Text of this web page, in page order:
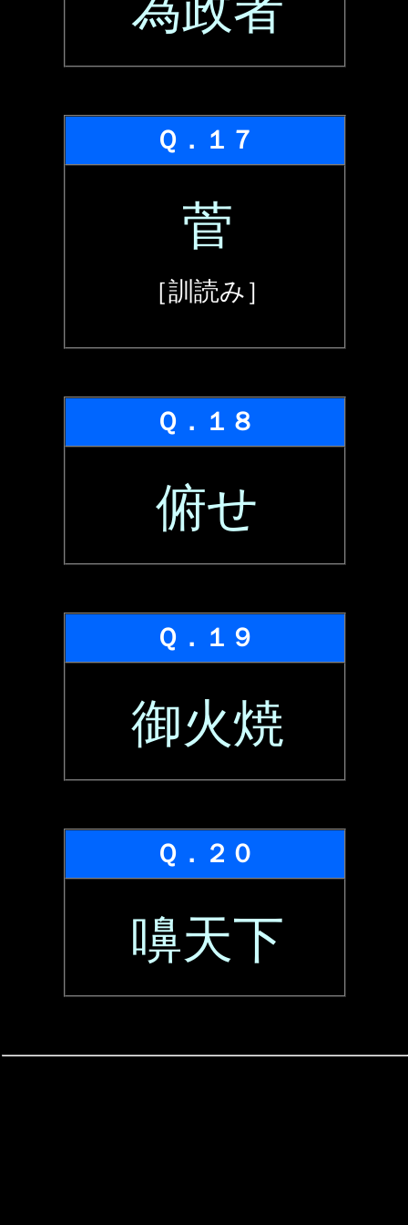
Ｑ．１７
菅
［訓読み］
Ｑ．１８
俯せ
Ｑ．１９
御火焼
Ｑ．２０
嚊天下